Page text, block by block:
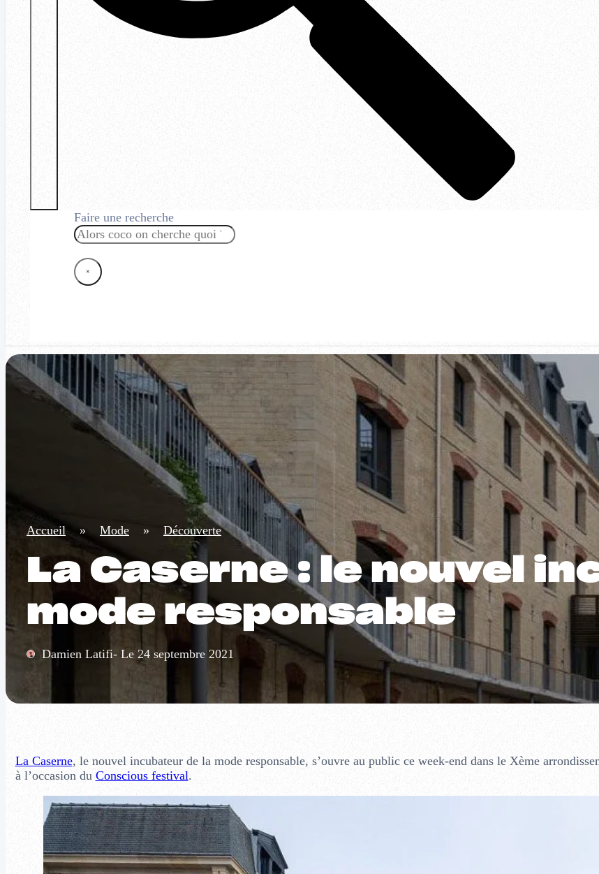
Faire une recherche
Rechercher
×
Accueil » Mode » Découverte
La Caserne : le nouvel
mode responsable
Damien Latifi- Le 24 septembre 2021
La Caserne, le nouvel incubateur de la mode responsable, s’ouvre au public ce week-end dans le Xème
à l’occasion du Conscious festival.